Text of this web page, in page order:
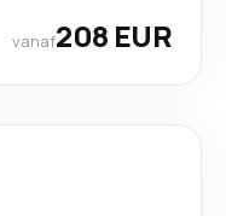
vanaf208 EUR